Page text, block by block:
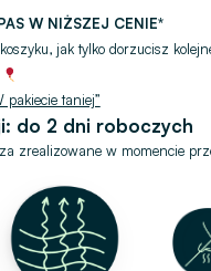
W NIŻSZEJ CENIE*
jak tylko dorzucisz
pakiecie taniej”
do 2 dni roboczych
zrealizowane w momencie